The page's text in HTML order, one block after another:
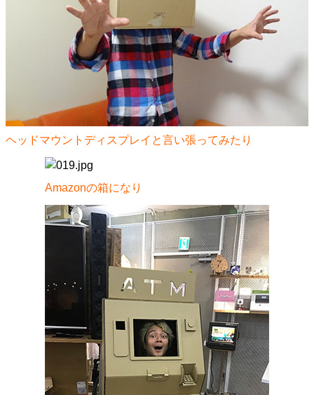
ヘッドマウントディスプレイと言い張ってみたり
Amazonの箱になり